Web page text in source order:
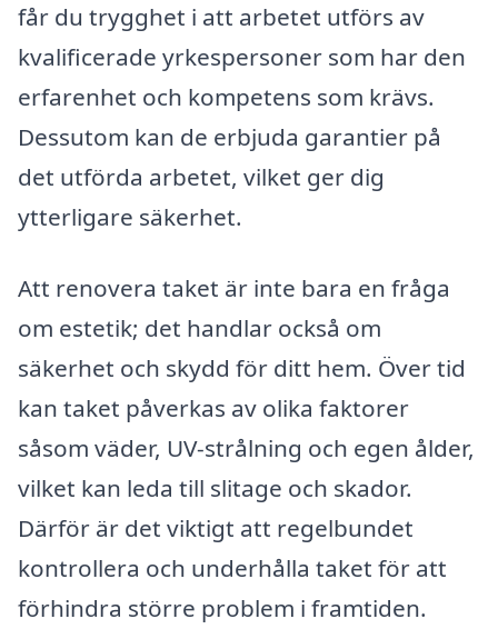
får du trygghet i att arbetet utförs av
kvalificerade yrkespersoner som har den
erfarenhet och kompetens som krävs.
Dessutom kan de erbjuda garantier på
det utförda arbetet, vilket ger dig
ytterligare säkerhet.
Att renovera taket är inte bara en fråga
om estetik; det handlar också om
säkerhet och skydd för ditt hem. Över tid
kan taket påverkas av olika faktorer
såsom väder, UV-strålning och egen ålder,
vilket kan leda till slitage och skador.
Därför är det viktigt att regelbundet
kontrollera och underhålla taket för att
förhindra större problem i framtiden.